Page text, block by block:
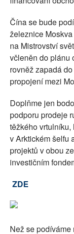
Čína se bude
železnice
na Mistrovství
včleněn do plánu
rovněž zapadá
propojení mezi
Doplňme jen
podporu prodeje
těžkého
v Arktickém šelfu
projektů v obou
investičním
ZDE
Než se